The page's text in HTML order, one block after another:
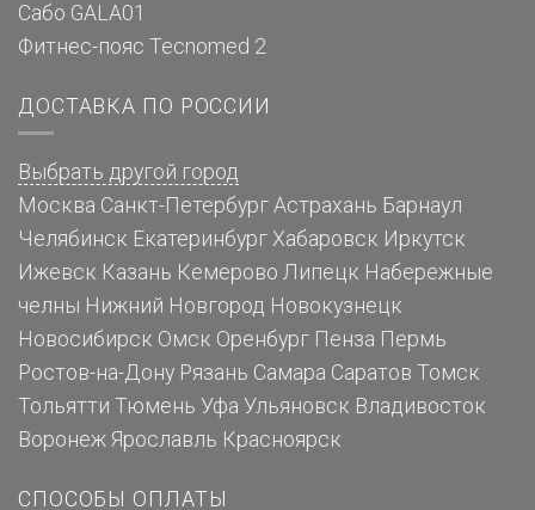
Сабо GALA01
Фитнес-пояс Tecnomed 2
ДОСТАВКА ПО РОССИИ
Выбрать другой город
Москва Санкт-Петербург Астрахань Барнаул
Челябинск Екатеринбург Хабаровск Иркутск
Ижевск Казань Кемерово Липецк Набережные
челны Нижний Новгород Новокузнецк
Новосибирск Омск Оренбург Пенза Пермь
Ростов-на-Дону Рязань Самара Саратов Томск
Тольятти Тюмень Уфа Ульяновск Владивосток
Воронеж Ярославль Красноярск
СПОСОБЫ ОПЛАТЫ